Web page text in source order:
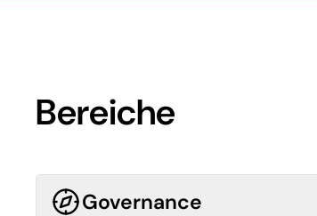
Bereiche
Governance